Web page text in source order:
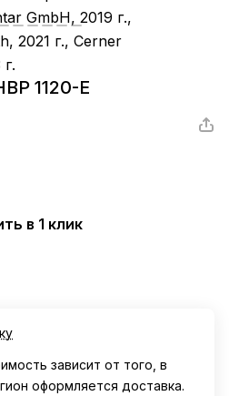
1120-E
в 1 клик
зависит от того, в
оформляется доставка.